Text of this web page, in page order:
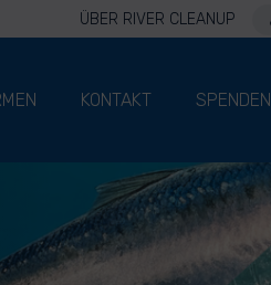
ÜBER RIVER CLEANUP
KONTAKT SPENDEN